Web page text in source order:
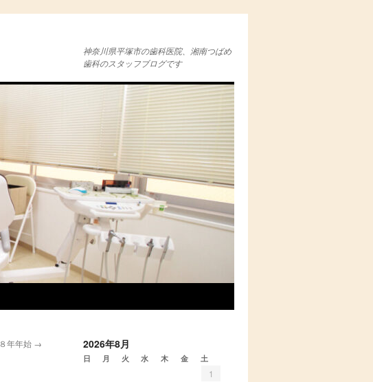
神奈川県平塚市の歯科医院、湘南つばめ
歯科のスタッフブログです
年年始 → 2026年8月
日 月 火 水 木 金 土
1